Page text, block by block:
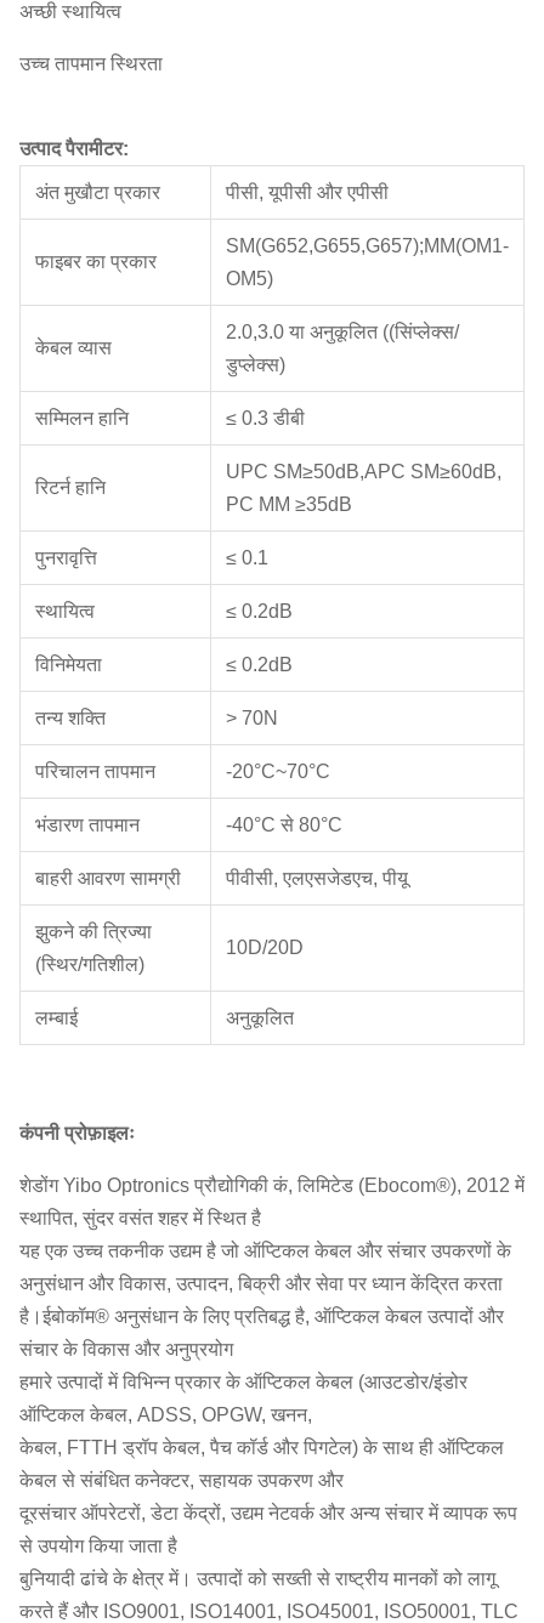
अच्छी स्थायित्व
उच्च तापमान स्थिरता
उत्पाद पैरामीटर:
अंत मुखौटा प्रकार पीसी, यूपीसी और एपीसी
फाइबर का प्रकार
SM(G652,G655,G657);MM(OM1-
OM5)
केबल व्यास
2.0,3.0 या अनुकूलित ((सिंप्लेक्स/
डुप्लेक्स)
सम्मिलन हानि ≤ 0.3 डीबी
रिटर्न हानि
UPC SM≥50dB,APC SM≥60dB,
PC MM ≥35dB
पुनरावृत्ति ≤ 0.1
स्थायित्व ≤ 0.2dB
विनिमेयता ≤ 0.2dB
तन्य शक्ति > 70N
परिचालन तापमान -20°C~70°C
भंडारण तापमान -40°C से 80°C
बाहरी आवरण सामग्री पीवीसी, एलएसजेडएच, पीयू
झुकने की त्रिज्या
(स्थिर/गतिशील)
10D/20D
लम्बाई अनुकूलित
कंपनी प्रोफ़ाइलः
शेडोंग Yibo Optronics प्रौद्योगिकी कं, लिमिटेड (Ebocom®), 2012 में
स्थापित, सुंदर वसंत शहर में स्थित है
यह एक उच्च तकनीक उद्यम है जो ऑप्टिकल केबल और संचार उपकरणों के
अनुसंधान और विकास, उत्पादन, बिक्री और सेवा पर ध्यान केंद्रित करता
है।ईबोकॉम® अनुसंधान के लिए प्रतिबद्ध है, ऑप्टिकल केबल उत्पादों और
संचार के विकास और अनुप्रयोग
हमारे उत्पादों में विभिन्न प्रकार के ऑप्टिकल केबल (आउटडोर/इंडोर
ऑप्टिकल केबल, ADSS, OPGW, खनन,
केबल, FTTH ड्रॉप केबल, पैच कॉर्ड और पिगटेल) के साथ ही ऑप्टिकल
केबल से संबंधित कनेक्टर, सहायक उपकरण और
दूरसंचार ऑपरेटरों, डेटा केंद्रों, उद्यम नेटवर्क और अन्य संचार में व्यापक रूप
से उपयोग किया जाता है
बुनियादी ढांचे के क्षेत्र में। उत्पादों को सख्ती से राष्ट्रीय मानकों को लागू
करते हैं और ISO9001, ISO14001, ISO45001, ISO50001, TLC